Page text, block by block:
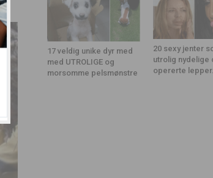
17 veldig unike dyr med
med UTROLIGE og
morsomme pelsmønstre
20 sexy jenter
utrolig nydelige
opererte